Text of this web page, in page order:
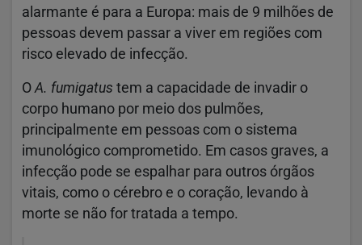
alarmante é para a Europa: mais de 9 milhões de
pessoas devem passar a viver em regiões com
risco elevado de infecção.
OA. fumigatus tem a capacidade de invadir o
corpo humano por meio dos pulmões,
principalmente em pessoas com o sistema
imunológico comprometido. Em casos graves, a
infecção pode se espalhar para outros órgãos
vitais, como o cérebro e o coração, levando à
morte se não for tratada a tempo.